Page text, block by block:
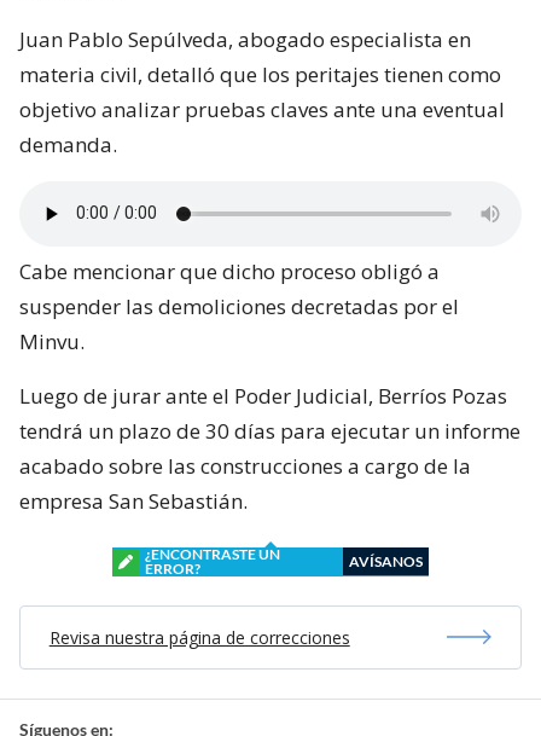
Juan Pablo Sepúlveda, abogado especialista en
materia civil, detalló que los peritajes tienen como
objetivo analizar pruebas claves ante una eventual
demanda.
Cabe mencionar que dicho proceso obligó a
suspender las demoliciones decretadas por el
Minvu.
Luego de jurar ante el Poder Judicial, Berríos Pozas
tendrá un plazo de 30 días para ejecutar un informe
acabado sobre las construcciones a cargo de la
empresa San Sebastián.
¿ENCONTRASTE UN
ERROR?
AVÍSANOS
Revisa nuestra página de correcciones
Síguenos en: